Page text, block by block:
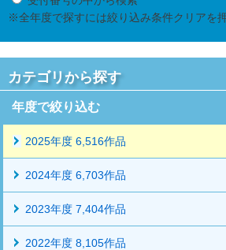
※全年度で探すには絞り込み条件クリアを
カテゴリから探す
年度で絞り込む
2025年度 6,516作品
2024年度 6,703作品
2023年度 7,404作品
2022年度 8,105作品